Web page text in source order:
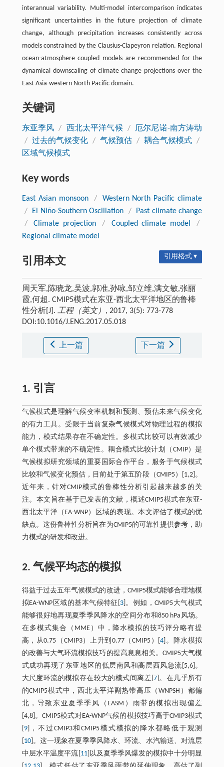
interannual variability. Multi-model intercomparison indicates
significant uncertainties in the future projection of climate
change, although precipitation increases consistently across
models constrained by the Clausius-Clapeyron relation. Regional
ocean-atmosphere coupled models are recommended for the
dynamical downscaling of climate change projections over the
East Asia-western North Pacific domain.
关键词
东亚季风 / 西北太平洋气候 /
厄尔尼诺-南方涛动
/ 过去的气候变化 / 气候预估 / 耦合气候模式 /
区域气候模式
Key words
East Asian monsoon /
Western North Pacific climate
/
El Niño-Southern Oscillation /
Past climate change
/
Climate projection / Coupled climate model
/
Regional climate model
引用本文 引用格式 ▾
周天军,陈晓龙,吴波,郭准,孙咏,邹立维,满文敏,张丽
霞,何超. CMIP5模式在东亚-西北太平洋地区的鲁棒
性分析[J]. 工程（英文） , 2017, 3(5): 773-778
DOI:10.1016/J.ENG.2017.05.018
上一篇 下一篇
1. 引言
气候模式是理解气候变率机制和预测、预估未来气候变化
的有力工具。受限于当前复杂气候模式对物理过程的模拟
能力，模式结果存在不确定性。多模式比较可以有效减少
单个模式带来的不确定性。耦合模式比较计划（CMIP）是
气候模拟研究领域的重要国际合作平台，服务于气候模式
比较和气候变化预估，目前处于第五阶段（CMIP5）[1,2]。
近年来，针对CMIP模式的鲁棒性分析引起越来越多的关
注。本文旨在基于已发表的文献，概述CMIP5模式在东亚-
西北太平洋（EA-WNP）区域的表现。本文评估了模式的优
缺点。这份鲁棒性分析旨在为CMIP5的可靠性提供参考，助
力模式的研发和改进。
2. 气候平均态的模拟
得益于过去五年气候模式的改进，CMIP5模式能够合理地模
拟EA-WNP区域的基本气候特征[ 3]。例如，CMIP5大气模式
能够很好地再现夏季季风降水的空间分布和850 hPa风场。
在多模式集合（MME）中，降水模拟的技巧评分略有提
高，从0.75（CMIP3）上升到0.77（CMIP5）[4 ]。降水模拟
的改善与大气环流模拟技巧的提高息息相关。CMIP5大气模
式成功再现了东亚地区的低层南风和高层西风急流[5,6]。
大尺度环流的模拟存在较大的模式间离差[ 7]。在几乎所有
的CMIP5模式中，西北太平洋副热带高压（WNPSH）都偏
北，导致东亚夏季季风（EASM）雨带的模拟出现偏差
[4,8]。CMIP5模式对EA-WNP气候的模拟技巧高于CMIP3模式
9]，不过CMIP3和CMIP5模式模拟的降水都略低于观测
10]。这一现象在夏季季风降水、环流、水汽输送、对流层
中层水平温度平流[ 11]以及夏季季风爆发的模拟中十分明显